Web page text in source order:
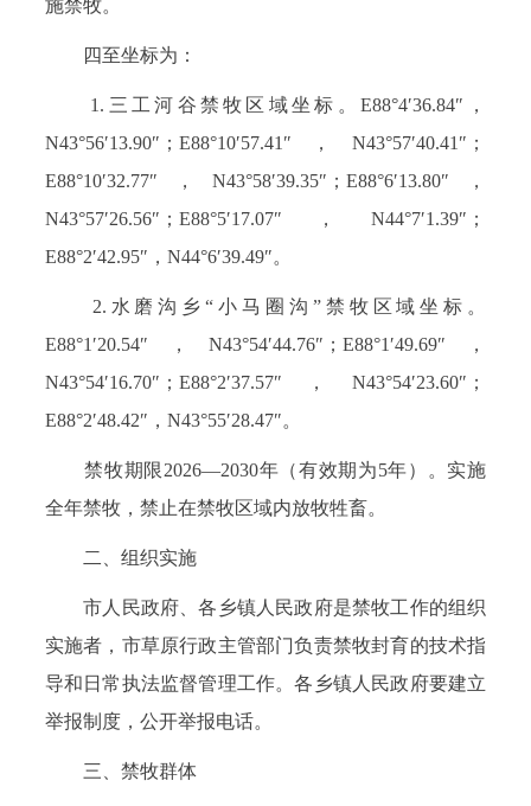
施禁牧。
四至坐标为：
1.三工河谷禁牧区域坐标。E88°4′36.84″，
N43°56′13.90″；E88°10′57.41″，N43°57′40.41″；
E88°10′32.77″，N43°58′39.35″；E88°6′13.80″，
N43°57′26.56″；E88°5′17.07″，N44°7′1.39″；
E88°2′42.95″，N44°6′39.49″。
2.水磨沟乡“小马圈沟”禁牧区域坐标。
E88°1′20.54″，N43°54′44.76″；E88°1′49.69″，
N43°54′16.70″；E88°2′37.57″，N43°54′23.60″；
E88°2′48.42″，N43°55′28.47″。
禁牧期限2026—2030年（有效期为5年）。实施
全年禁牧，禁止在禁牧区域内放牧牲畜。
二、组织实施
市人民政府、各乡镇人民政府是禁牧工作的组织
实施者，市草原行政主管部门负责禁牧封育的技术指
导和日常执法监督管理工作。各乡镇人民政府要建立
举报制度，公开举报电话。
三、禁牧群体